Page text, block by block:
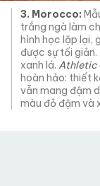
3. Morocco:
trắng ngà làm
hình học lặp lại,
được sự tối
xanh lá. Athletic
hoàn hảo: thiết
vẫn mang đậm
màu đỏ đậm và